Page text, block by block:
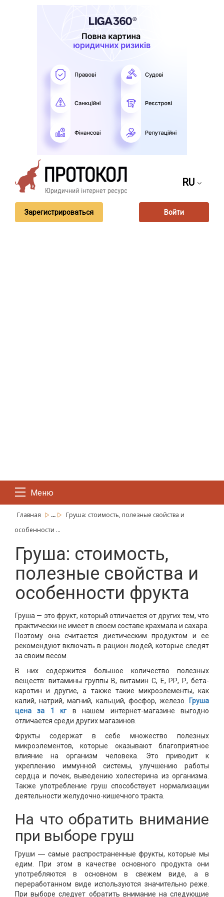
RU
Зарегистрироваться Войти
Меню
Главная ...
Груша: стоимость, полезные свойства и
особенности ...
Груша: стоимость,
полезные свойства и
особенности фрукта
Груша — это фрукт, который отличается от других тем, что
практически не имеет в своем составе крахмала и сахара.
Поэтому она считается диетическим продуктом и ее
рекомендуют включать в рацион людей, которые следят
за своим весом.
В них содержится большое количество полезных
веществ: витамины группы В, витамин С, Е, РР, Р, бета-
каротин и другие, а также такие микроэлементы, как
калий, натрий, магний, кальций, фосфор, железо.
Груша
цена за 1 кг в нашем интернет-магазине выгодно
отличается среди других магазинов.
Фрукты содержат в себе множество полезных
микроэлементов, которые оказывают благоприятное
влияние на организм человека. Это приводит к
укреплению иммунной системы, улучшению работы
сердца и почек, выведению холестерина из организма.
Также употребление груш способствует нормализации
деятельности желудочно-кишечного тракта.
На что обратить внимание
при выборе груш
Груши ― самые распространенные фрукты, которые мы
едим. При этом в качестве основного продукта они
употребляются в основном в свежем виде, а в
переработанном виде используются значительно реже.
При выборе следует обратить внимание на следующие